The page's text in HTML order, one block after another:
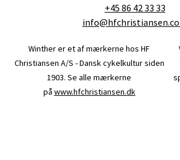
+45 86 42 33 33
Winther er et af mærkerne hosHF
Christiansen A/S - Dansk cykelkultur siden
1903. Se alle mærkerne
på www.hfchristiansen.dk